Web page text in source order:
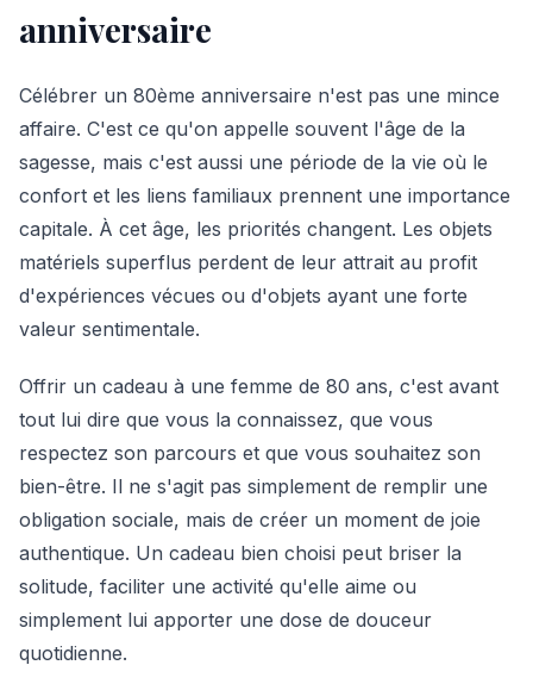
anniversaire
Célébrer un 80ème anniversaire n'est pas une mince
affaire. C'est ce qu'on appelle souvent l'âge de la
sagesse, mais c'est aussi une période de la vie où le
confort et les liens familiaux prennent une importance
capitale. À cet âge, les priorités changent. Les objets
matériels superflus perdent de leur attrait au profit
d'expériences vécues ou d'objets ayant une forte
valeur sentimentale.
Offrir un cadeau à une femme de 80 ans, c'est avant
tout lui dire que vous la connaissez, que vous
respectez son parcours et que vous souhaitez son
bien-être. Il ne s'agit pas simplement de remplir une
obligation sociale, mais de créer un moment de joie
authentique. Un cadeau bien choisi peut briser la
solitude, faciliter une activité qu'elle aime ou
simplement lui apporter une dose de douceur
quotidienne.